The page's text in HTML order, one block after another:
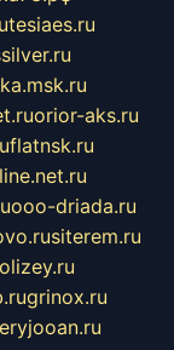
tesiaes.ru
orior-aks.ru
flatnsk.ru
ooo-driada.ru
siterem.ru
grinox.ru